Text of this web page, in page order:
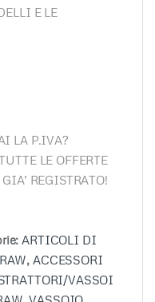
E LE
LA P.IVA?
LE OFFERTE
REGISTRATO!
ARTICOLI DI
RAW, ACCESSORI
VASSOI